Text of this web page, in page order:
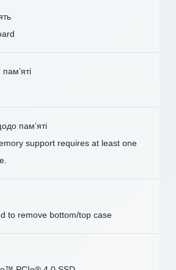
пам’яті
support requires at least one
to remove bottom/top case